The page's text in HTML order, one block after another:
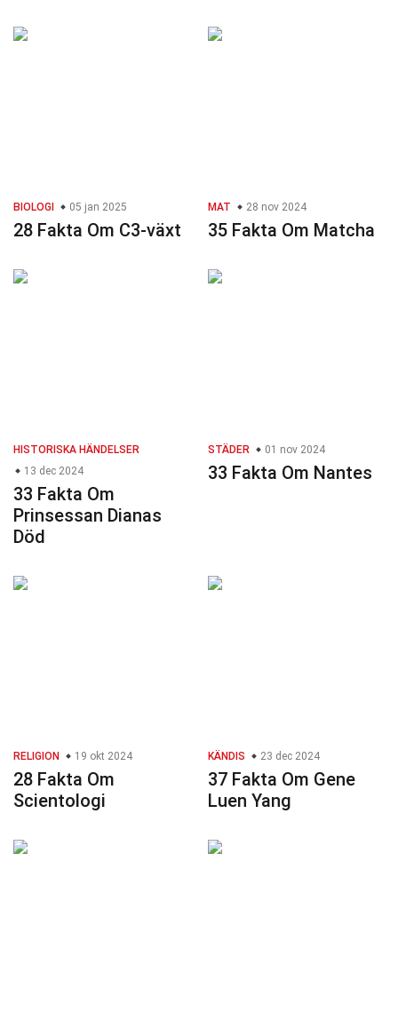
BIOLOGI 05 jan 2025
28 Fakta Om C3-växt
MAT 28 nov 2024
35 Fakta Om Matcha
HISTORISKA HÄNDELSER
13 dec 2024
33 Fakta Om
Prinsessan Dianas
Död
STÄDER 01 nov 2024
33 Fakta Om Nantes
RELIGION 19 okt 2024
28 Fakta Om
Scientologi
KÄNDIS 23 dec 2024
37 Fakta Om Gene
Luen Yang